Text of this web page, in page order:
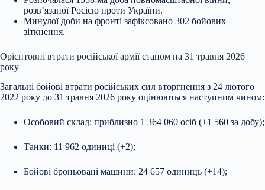
розв’язаної Росією проти України.
Минулої доби на фронті зафіксовано 302 бойових
зіткнення.
Орієнтовні втрати російської армії станом на 31 травня 2026
року
Загальні бойові втрати російських сил вторгнення з 24 лютого
2022 року до 31 травня 2026 року оцінюються наступним чином:
Особовий склад: приблизно 1 364 060 осіб (+1 560 за добу);
Танки: 11 962 одиниці (+2);
Бойові броньовані машини: 24 657 одиниць (+14);